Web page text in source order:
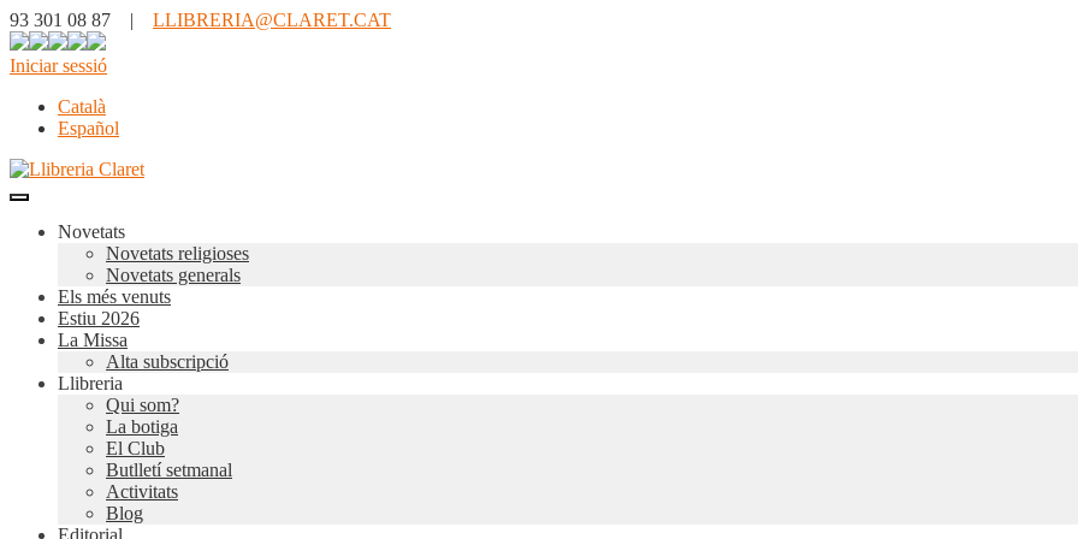
93 301 08 87 | LLIBRERIA@CLARET.CAT
Iniciar sessió
Català
Español
Novetats
Novetats religioses
Novetats generals
Els més venuts
Estiu 2026
La Missa
Alta subscripció
Llibreria
Qui som?
La botiga
El Club
Butlletí setmanal
Activitats
Blog
Editorial